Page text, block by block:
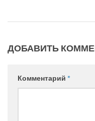
ДОБАВИТЬ
Комментарий *